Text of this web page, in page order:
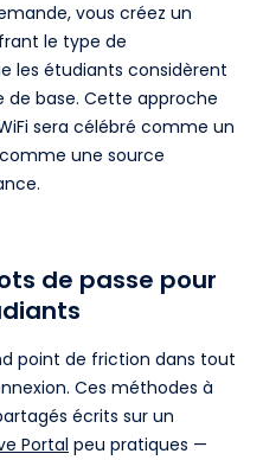
vous créez un
le type de
les étudiants considèrent
base. Cette approche
sera célébré comme un
une source
de passe pour
point de friction dans tout
Ces méthodes à
écrits sur un
Portal peu pratiques —